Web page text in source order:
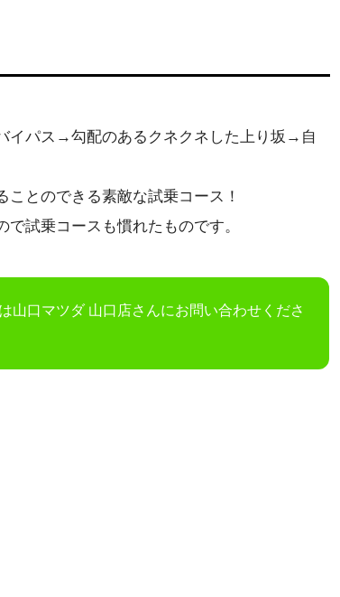
イパス→勾配のあるクネクネした上り坂→自
とのできる素敵な試乗コース！
試乗コースも慣れたものです。
山口マツダ 山口店さんにお問い合わせくださ